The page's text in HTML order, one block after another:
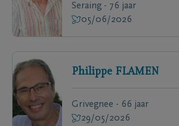
Seraing - 76 jaar
05/06/2026
Philippe FLAMEN
Grivegnee - 66 jaar
29/05/2026